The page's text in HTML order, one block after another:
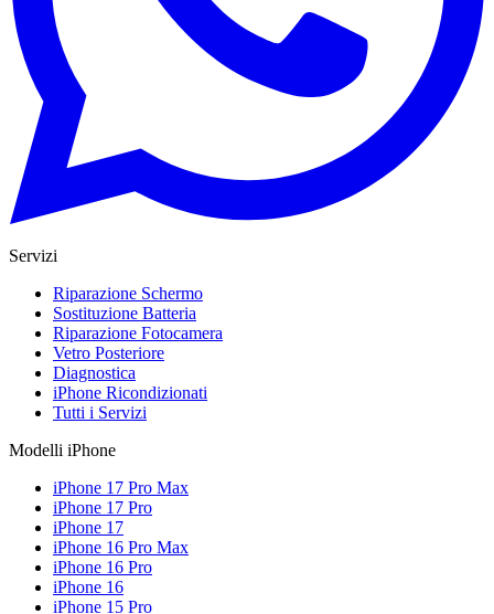
Servizi
Riparazione Schermo
Sostituzione Batteria
Riparazione Fotocamera
Vetro Posteriore
Diagnostica
iPhone Ricondizionati
Tutti i Servizi
Modelli iPhone
iPhone 17 Pro Max
iPhone 17 Pro
iPhone 17
iPhone 16 Pro Max
iPhone 16 Pro
iPhone 16
iPhone 15 Pro